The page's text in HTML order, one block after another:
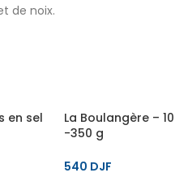
de noix.
en sel
La Boulangère –
-350 g
540 DJF